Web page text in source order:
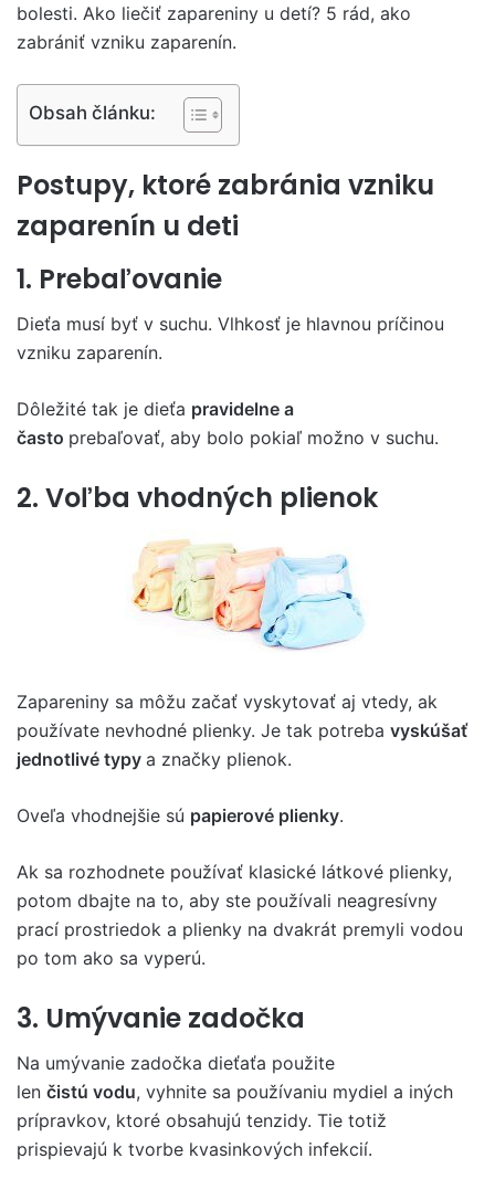
bolesti. Ako liečiť zapareniny u detí? 5 rád, ako
zabrániť vzniku zaparenín.
Obsah článku:
Postupy, ktoré zabránia vzniku
zaparenín u deti
1. Prebaľovanie
Dieťa musí byť v suchu. Vlhkosť je hlavnou príčinou
vzniku zaparenín.
Dôležité tak je dieťa pravidelne a
často prebaľovať, aby bolo pokiaľ možno v suchu.
2. Voľba vhodných plienok
Zapareniny sa môžu začať vyskytovať aj vtedy, ak
používate nevhodné plienky. Je tak potreba vyskúšať
jednotlivé typy a značky plienok.
Oveľa vhodnejšie sú papierové plienky.
Ak sa rozhodnete používať klasické látkové plienky,
potom dbajte na to, aby ste používali neagresívny
prací prostriedok a plienky na dvakrát premyli vodou
po tom ako sa vyperú.
3. Umývanie zadočka
Na umývanie zadočka dieťaťa použite
len čistú vodu, vyhnite sa používaniu mydiel a iných
prípravkov, ktoré obsahujú tenzidy. Tie totiž
prispievajú k tvorbe kvasinkových infekcií.